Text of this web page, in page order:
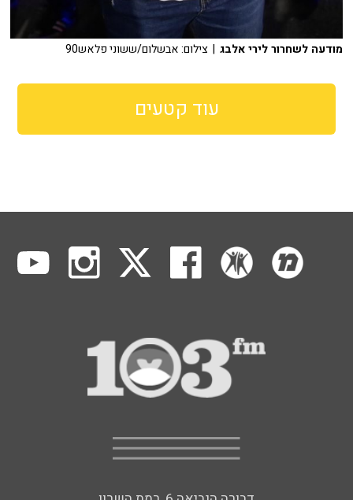
מודעה לשחרור לירי אלבג | צילום: אבשלום/ששוני פלאש90
עוד קטעים